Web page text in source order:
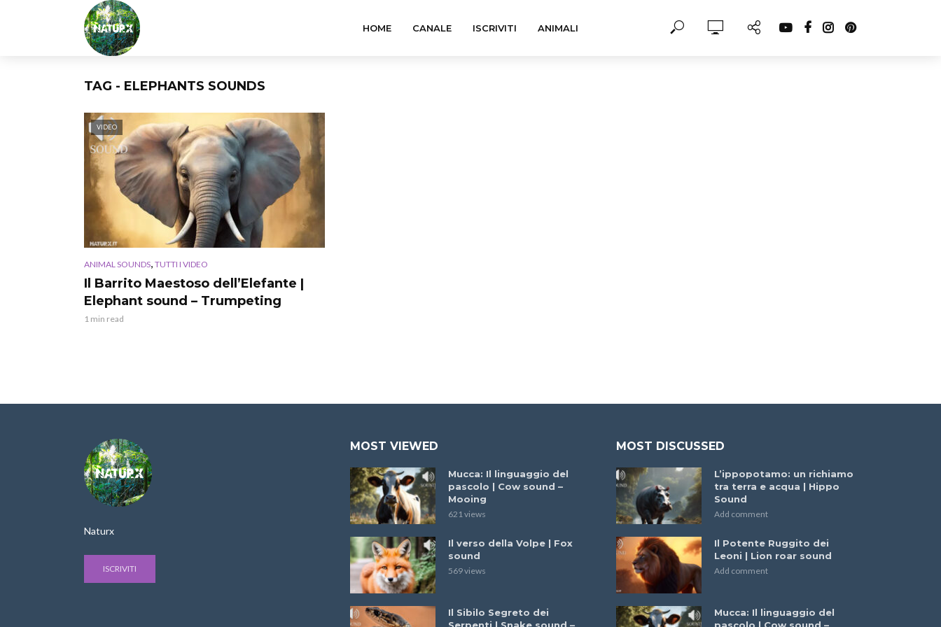
HOME CANALE ISCRIVITI ANIMALI
TAG - ELEPHANTS SOUNDS
VIDEO
ANIMAL SOUNDS, TUTTI I VIDEO
Il Barrito Maestoso dell’Elefante |
Elephant sound – Trumpeting
1 min read
Naturx
ISCRIVITI
MOST VIEWED
Mucca: Il linguaggio del
pascolo | Cow sound –
Mooing
621 views
Il verso della Volpe | Fox
sound
569 views
Il Sibilo Segreto dei
MOST DISCUSSED
L’ippopotamo: un richiamo
tra terra e acqua | Hippo
Sound
Add comment
Il Potente Ruggito dei
Leoni | Lion roar sound
Add comment
Mucca: Il linguaggio del